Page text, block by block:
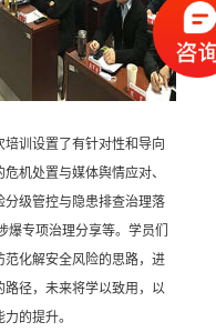
训设置了有针对性和导向
机处置与媒体舆情应对、
级管控与隐患排查治理落
爆专项治理分享等。学员们
化解安全风险的思路，进
径，未来将学以致用，以
的提升。